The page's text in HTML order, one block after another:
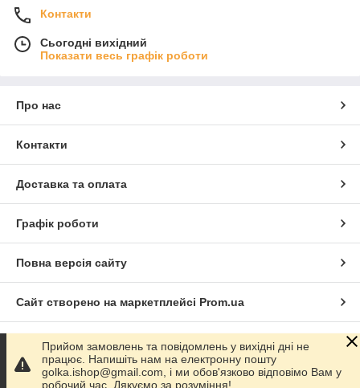
Контакти
Сьогодні вихідний
Показати весь графік роботи
Про нас
Контакти
Доставка та оплата
Графік роботи
Повна версія сайту
Сайт створено на маркетплейсі Prom.ua
Політика конфіденційності
Продавець на Bigl.ua
Прийом замовлень та повідомлень у вихідні дні не
працює. Напишіть нам на електронну пошту
golka.ishop@gmail.com, і ми обов'язково відповімо Вам у
робочий час. Дякуємо за розуміння!